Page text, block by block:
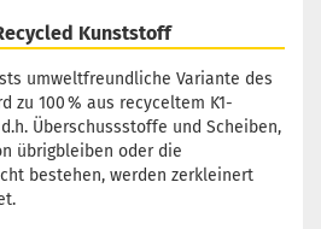
Kunststoff
umweltfreundliche Variante des
zu 100 % aus recyceltem K1-
Überschussstoffe und Scheiben,
übrigbleiben oder die
bestehen, werden zerkleinert